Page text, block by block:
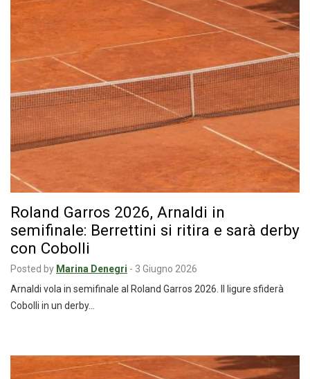
Roland Garros 2026, Arnaldi in
semifinale: Berrettini si ritira e sarà derby
con Cobolli
Posted by Marina Denegri - 3 Giugno 2026
Arnaldi vola in semifinale al Roland Garros 2026. Il ligure sfiderà
Cobolli in un derby…